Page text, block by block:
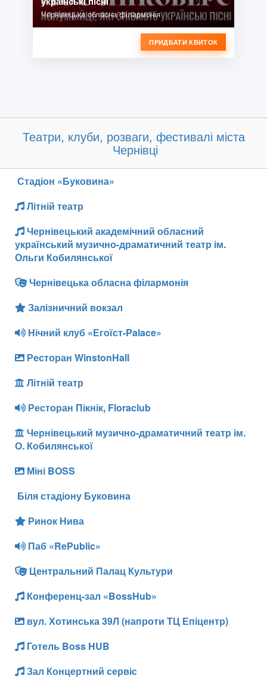
Чернівецька обласна філармонія
ПРИДБАТИ КВИТОК
Театри, клуби, розваги, фестивалі міста
Чернівці
Стадіон «Буковина»
Літній театр
Чернівецький академічний обласний
український музично-драматичний театр ім.
Ольги Кобилянської
Чернівецька обласна філармонія
Залізничний вокзал
Нічний клуб «Егоїст-Palace»
Ресторан WinstonHall
Літній театр
Ресторан Пікнік, Floraclub
Чернівецький музично-драматичний театр ім.
О. Кобилянської
Міні BOSS
Біля стадіону Буковина
Ринок Нива
Паб «RePublic»
Центральний Палац Культури
Конференц-зал «BossHub»
вул. Хотинська 39Л (напроти ТЦ Епіцентр)
Готель Boss HUB
Зал Концертний сервіс